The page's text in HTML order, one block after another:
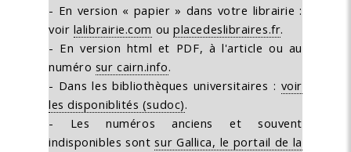
- En version « papier » dans votre librairie :
voir lalibrairie.com ouplacedeslibraires.fr.
- En version html et PDF, à l'article ou au
numéro sur cairn.info.
- Dans les bibliothèques universitaires : voir
les disponiblités (sudoc).
- Les numéros anciens et souvent
indisponibles sontsur Gallica, le portail de la